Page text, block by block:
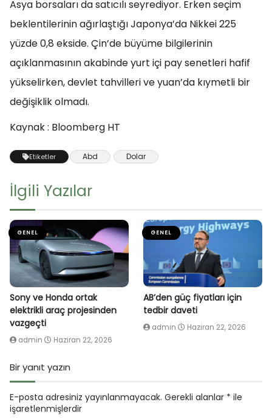
Asya borsaları da satıcılı seyrediyor. Erken seçim
beklentilerinin ağırlaştığı Japonya’da Nikkei 225
yüzde 0,8 ekside. Çin’de büyüme bilgilerinin
açıklanmasının akabinde yurt içi pay senetleri hafif
yükselirken, devlet tahvilleri ve yuan’da kıymetli bir
değişiklik olmadı.
Kaynak : Bloomberg HT
Etiketler Abd Dolar
İlgili Yazılar
GENEL
Sony ve Honda ortak
elektrikli araç projesinden
vazgeçti
admin Haziran 22, 2026
GENEL
AB’den güç fiyatları için
tedbir daveti
admin Haziran 22, 2026
Bir yanıt yazın
E-posta adresiniz yayınlanmayacak. Gerekli alanlar * ile
işaretlenmişlerdir